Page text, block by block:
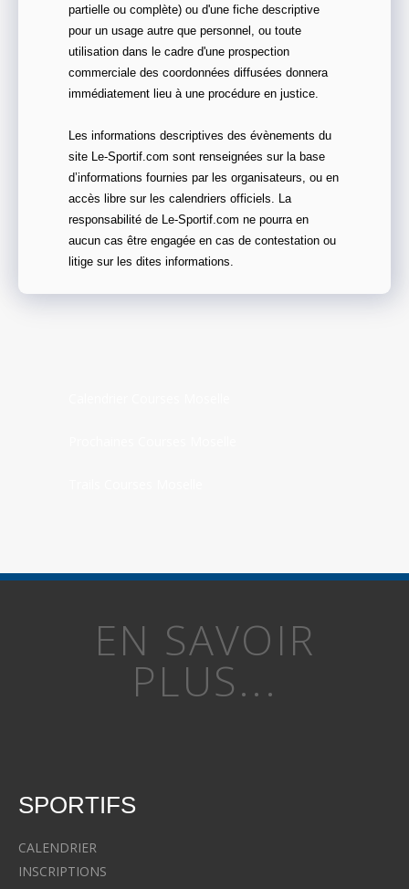
partielle ou complète) ou d'une fiche descriptive
pour un usage autre que personnel, ou toute
utilisation dans le cadre d'une prospection
commerciale des coordonnées diffusées donnera
immédiatement lieu à une procédure en justice.
Les informations descriptives des évènements du
site Le-Sportif.com sont renseignées sur la base
d’informations fournies par les organisateurs, ou en
accès libre sur les calendriers officiels. La
responsabilité de Le-Sportif.com ne pourra en
aucun cas être engagée en cas de contestation ou
litige sur les dites informations.
EN SAVOIR
PLUS...
SPORTIFS
CALENDRIER
INSCRIPTIONS